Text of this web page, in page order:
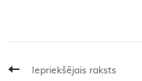
Iepriekšējais raksts